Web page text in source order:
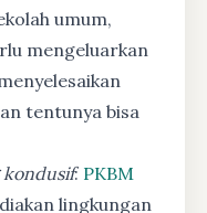
umum,
mengeluarkan
tentunya bisa
kondusif: PKBM
lingkungan